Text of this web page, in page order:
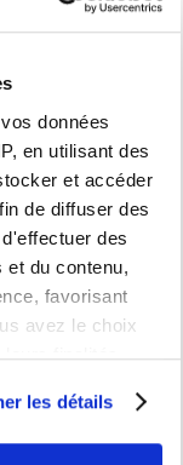
données
en utilisant des
et accéder
de diffuser des
des
et du contenu,
favorisant
avez le choix
leurs finalités.
aux cookies
les détails
Pour toute
fiche de liaison
des Affaires